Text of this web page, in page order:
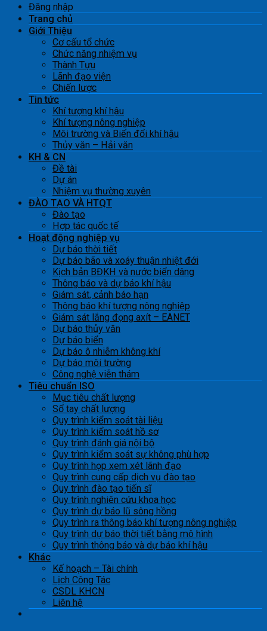
Đăng nhập
Trang chủ
Giới Thiệu
Cơ cấu tổ chức
Chức năng nhiệm vụ
Thành Tựu
Lãnh đạo viện
Chiến lược
Tin tức
Khí tượng khí hậu
Khí tượng nông nghiệp
Môi trường và Biến đổi khí hậu
Thủy văn – Hải văn
KH & CN
Đề tài
Dự án
Nhiệm vụ thường xuyên
ĐÀO TẠO VÀ HTQT
Đào tạo
Hợp tác quốc tế
Hoạt động nghiệp vụ
Dự báo thời tiết
Dự báo bão và xoáy thuận nhiệt đới
Kịch bản BĐKH và nước biển dâng
Thông báo và dự báo khí hậu
Giám sát, cảnh báo hạn
Thông báo khí tượng nông nghiệp
Giám sát lắng đọng axít – EANET
Dự báo thủy văn
Dự báo biển
Dự báo ô nhiễm không khí
Dự báo môi trường
Công nghệ viễn thám
Tiêu chuẩn ISO
Mục tiêu chất lượng
Sổ tay chất lượng
Quy trình kiểm soát tài liệu
Quy trình kiểm soát hồ sơ
Quy trình đánh giá nội bộ
Quy trình kiểm soát sự không phù hợp
Quy trình họp xem xét lãnh đạo
Quy trình cung cấp dịch vụ đào tạo
Quy trình đào tạo tiến sĩ
Quy trình nghiên cứu khoa học
Quy trình dự báo lũ sông hồng
Quy trình ra thông báo khí tượng nông nghiệp
Quy trình dự báo thời tiết bằng mô hình
Quy trình thông báo và dự báo khí hậu
Khác
Kế hoạch – Tài chính
Lịch Công Tác
CSDL KHCN
Liên hệ